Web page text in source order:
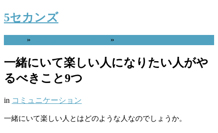
5セカンズ
» »
一緒にいて楽しい人になりたい人がや
るべきこと9つ
in コミュニケーション
一緒にいて楽しい人とはどのような人なのでしょうか。